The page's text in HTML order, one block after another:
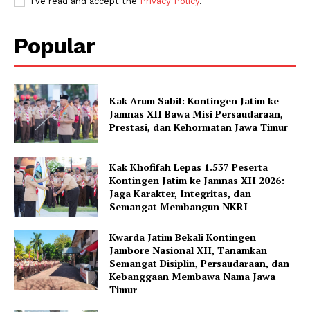
Popular
Kak Arum Sabil: Kontingen Jatim ke
Jamnas XII Bawa Misi Persaudaraan,
Prestasi, dan Kehormatan Jawa Timur
Kak Khofifah Lepas 1.537 Peserta
Kontingen Jatim ke Jamnas XII 2026:
Jaga Karakter, Integritas, dan
Semangat Membangun NKRI
Kwarda Jatim Bekali Kontingen
Jambore Nasional XII, Tanamkan
Semangat Disiplin, Persaudaraan, dan
Kebanggaan Membawa Nama Jawa
Timur